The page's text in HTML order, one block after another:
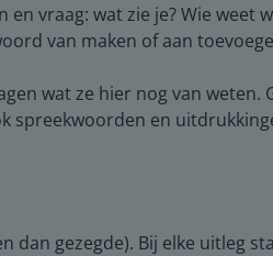
vraag: wat zie je? Wie
van maken of aan
wat ze hier nog van weten.
spreekwoorden en
gezegde). Bij elke uitleg